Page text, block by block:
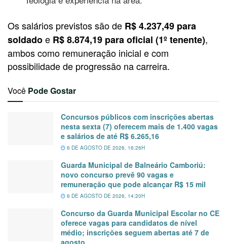
Os salários previstos são de R$ 4.237,49 para
soldadoe R$ 8.874,19 para oficial (1º tenente),
ambos como remuneração inicial e com
possibilidade de progressão na carreira.
Você Pode Gostar
Concursos públicos com inscrições abertas
nesta sexta (7) oferecem mais de 1.400 vagas
e salários de até R$ 6.265,16
6 DE AGOSTO DE 2026, 16:26H
Guarda Municipal de Balneário Camboriú:
novo concurso prevê 90 vagas e
remuneração que pode alcançar R$ 15 mil
6 DE AGOSTO DE 2026, 14:20H
Concurso da Guarda Municipal Escolar no CE
oferece vagas para candidatos de nível
médio; inscrições seguem abertas até 7 de